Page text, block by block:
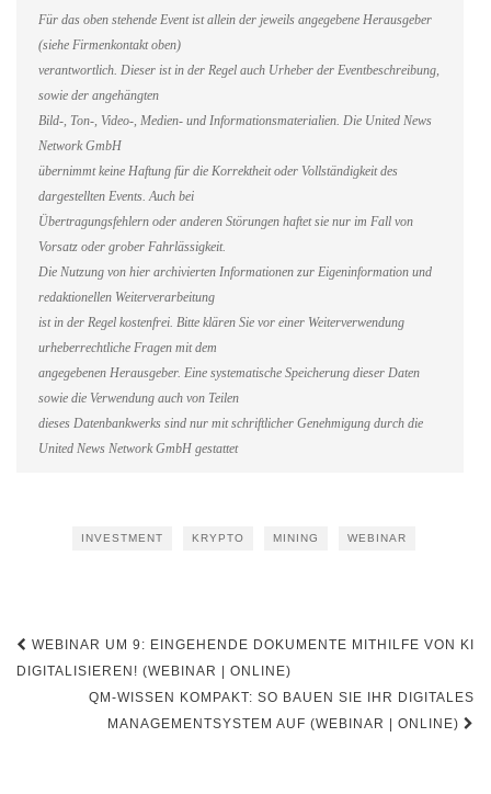
Für das oben stehende Event ist allein der jeweils angegebene Herausgeber
(siehe Firmenkontakt oben)
verantwortlich. Dieser ist in der Regel auch Urheber der Eventbeschreibung,
sowie der angehängten
Bild-, Ton-, Video-, Medien- und Informationsmaterialien. Die United News
Network GmbH
übernimmt keine Haftung für die Korrektheit oder Vollständigkeit des
dargestellten Events. Auch bei
Übertragungsfehlern oder anderen Störungen haftet sie nur im Fall von
Vorsatz oder grober Fahrlässigkeit.
Die Nutzung von hier archivierten Informationen zur Eigeninformation und
redaktionellen Weiterverarbeitung
ist in der Regel kostenfrei. Bitte klären Sie vor einer Weiterverwendung
urheberrechtliche Fragen mit dem
angegebenen Herausgeber. Eine systematische Speicherung dieser Daten
sowie die Verwendung auch von Teilen
dieses Datenbankwerks sind nur mit schriftlicher Genehmigung durch die
United News Network GmbH gestattet
INVESTMENT KRYPTO MINING WEBINAR
Beitragsnavigation
WEBINAR UM 9: EINGEHENDE DOKUMENTE MITHILFE VON KI
DIGITALISIEREN! (WEBINAR | ONLINE)
QM-WISSEN KOMPAKT: SO BAUEN SIE IHR DIGITALES
MANAGEMENTSYSTEM AUF (WEBINAR | ONLINE)